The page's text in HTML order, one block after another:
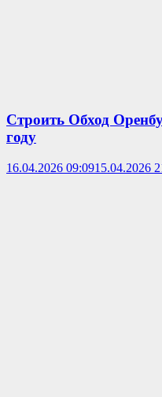
Строить Обход
году
16.04.2026 09:0915.04.2026